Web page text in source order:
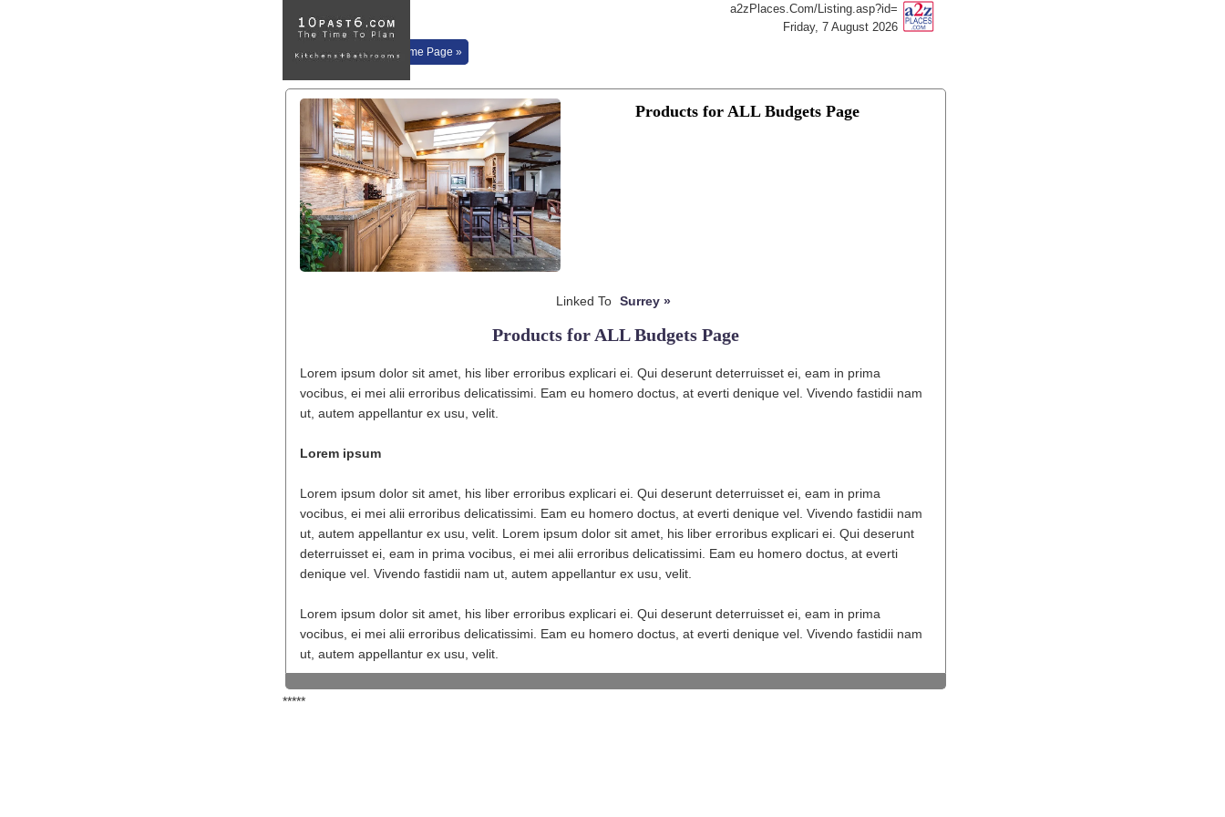
a2zPlaces.Com/Listing.asp?id=
Friday, 7 August 2026
Back to Website » Home Page »
Products for ALL Budgets Page
Linked To Surrey »
Products for ALL Budgets Page
Lorem ipsum dolor sit amet, his liber erroribus explicari ei. Qui deserunt deterruisset ei, eam in prima
vocibus, ei mei alii erroribus delicatissimi. Eam eu homero doctus, at everti denique vel. Vivendo fastidii nam
ut, autem appellantur ex usu, velit.
Lorem ipsum
Lorem ipsum dolor sit amet, his liber erroribus explicari ei. Qui deserunt deterruisset ei, eam in prima
vocibus, ei mei alii erroribus delicatissimi. Eam eu homero doctus, at everti denique vel. Vivendo fastidii nam
ut, autem appellantur ex usu, velit. Lorem ipsum dolor sit amet, his liber erroribus explicari ei. Qui deserunt
deterruisset ei, eam in prima vocibus, ei mei alii erroribus delicatissimi. Eam eu homero doctus, at everti
denique vel. Vivendo fastidii nam ut, autem appellantur ex usu, velit.
Lorem ipsum dolor sit amet, his liber erroribus explicari ei. Qui deserunt deterruisset ei, eam in prima
vocibus, ei mei alii erroribus delicatissimi. Eam eu homero doctus, at everti denique vel. Vivendo fastidii nam
ut, autem appellantur ex usu, velit.
*****